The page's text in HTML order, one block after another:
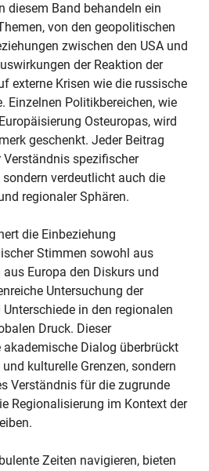
diesem Band behandeln ein
von den geopolitischen
zwischen den USA und
der Reaktion der
externe Krisen wie die russische
Einzelnen Politikbereichen, wie
Osteuropas, wird
geschenkt. Jeder Beitrag
spezifischer
verdeutlicht auch die
regionaler Sphären.
die Einbeziehung
Stimmen sowohl aus
Europa den Diskurs und
Untersuchung der
in den regionalen
Druck. Dieser
akademische Dialog überbrückt
kulturelle Grenzen, sondern
Verständnis für die zugrunde
Regionalisierung im Kontext der
Zeiten navigieren, bieten